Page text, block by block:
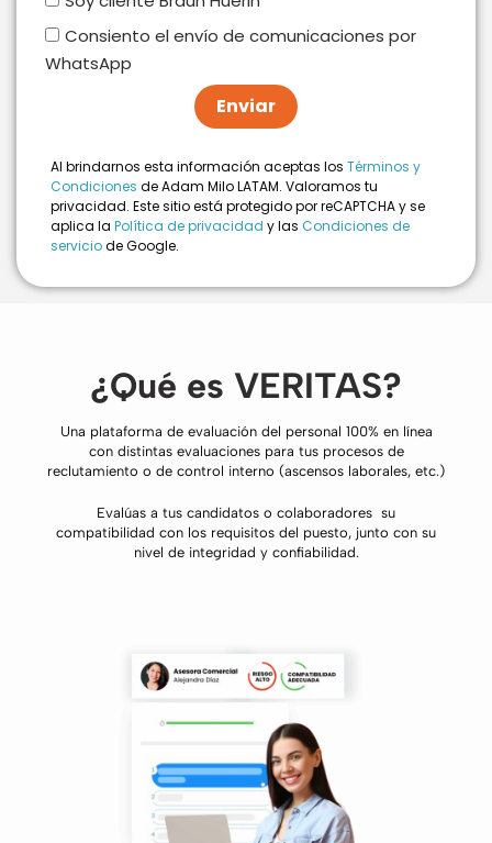
Consiento el envío de comunicaciones por
WhatsApp
Enviar
Al brindarnos esta información aceptas los Términos y
Condiciones de Adam Milo LATAM. Valoramos tu
privacidad. Este sitio está protegido por reCAPTCHA y se
aplica la Política de privacidad y las Condiciones de
serviciode Google.
¿Qué es VERITAS?
Una plataforma de evaluación del personal 100% en línea
con distintas evaluaciones para tus procesos de
reclutamiento o de control interno (ascensos laborales, etc.)
Evalúas a tus candidatos o colaboradores su
compatibilidad con los requisitos del puesto, junto con su
nivel de integridad y confiabilidad.